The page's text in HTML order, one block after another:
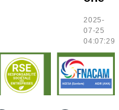
2025-
07-25
04:07:29